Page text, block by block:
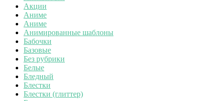
Акции
Аниме
Аниме
Анимированные шаблоны
Бабочки
Базовые
Без рубрики
Белые
Бледный
Блестки
Блестки (глиттер)